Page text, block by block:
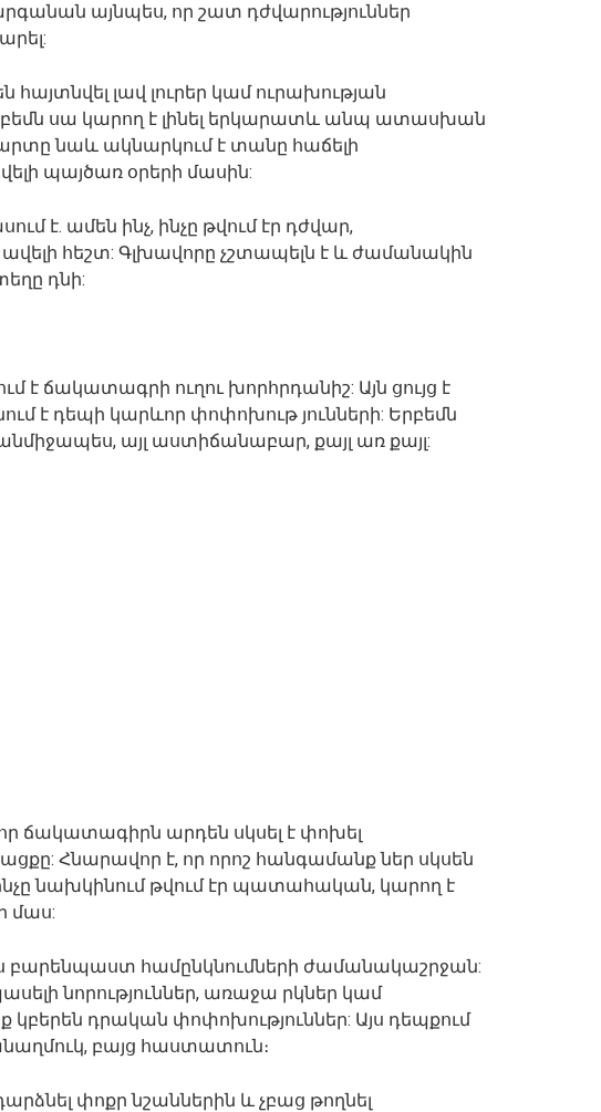
այնպես, որ շատ դժվարություններ
լավ լուրեր կամ ուրախության
սա կարող է լինել երկարատև անպ ատասխան
նաև ակնարկում է տանը հաճելի
պայծառ օրերի մասին:
է. ամեն ինչ, ինչը թվում էր դժվար,
հեշտ: Գլխավորը չշտապելն է և ժամանակին
դնի:
է ճակատագրի ուղու խորհրդանիշ: Այն ցույց է
է դեպի կարևոր փոփոխութ յունների: Երբեմն
անմիջապես, այլ աստիճանաբար, քայլ առ քայլ:
որ ճակատագիրն արդեն սկսել է փոխել
Հնարավոր է, որ որոշ հանգամանք ներ սկսեն
նախկինում թվում էր պատահական, կարող է
մաս:
բարենպաստ համընկնումների ժամանակաշրջան:
նորություններ, առաջա րկներ կամ
կբերեն դրական փոփոխություններ: Այս դեպքում
բայց հաստատուն։
փոքր նշաններին և չբաց թողնել